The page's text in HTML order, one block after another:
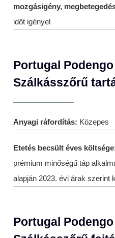
mozgásigény,
időt igényel
Portugal
Szálkásszőrű
Anyagi ráfordítás: Közepes
Etetés becsült éves
prémium minőségű táp
alapján 2023. évi árak szerint
Portugal